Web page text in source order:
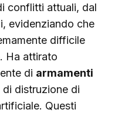
conflitti attuali, dal
evidenziando che
difficile
Ha attirato
di armamenti
distruzione di
Questi